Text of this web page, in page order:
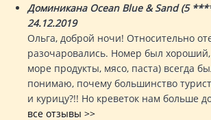
Доминикана Ocean Blue & Sand (5
24.12.2019
Ольга, доброй ночи! Относительно
разочаровались. Номер был
море продукты, мясо, паста) всегда
понимаю, почему большинство
и курицу?!! Но креветок нам больше
все отзывы >>